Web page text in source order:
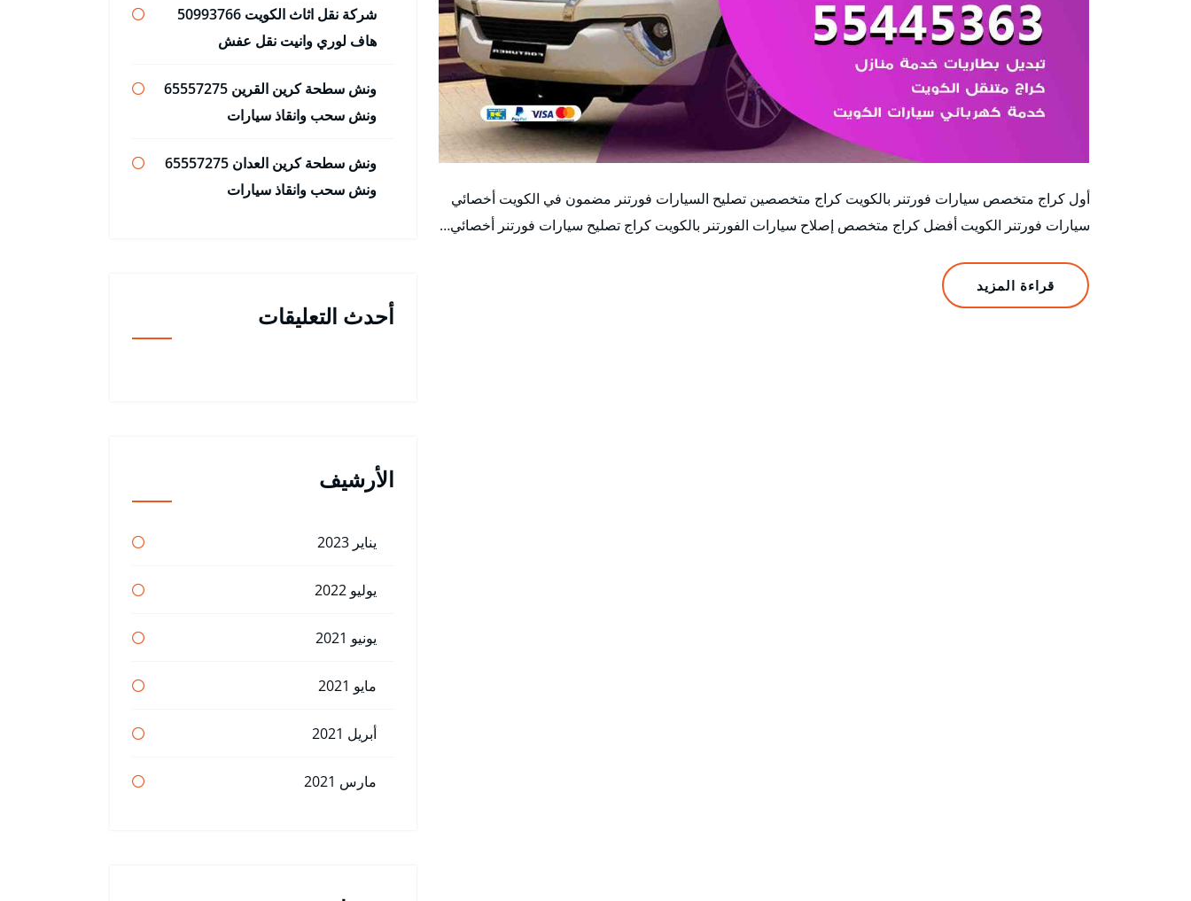
أول كراج متخصص سيارات فورتنر بالكويت كراج متخصصين تصليح السيارات فورتنر مضمون في الكويت أخصائي
سيارات فورتنر الكويت أفضل كراج متخصص إصلاح سيارات الفورتنر بالكويت كراج تصليح سيارات فورتنر أخصائي…
قراءة المزيد
شركة نقل اثاث الكويت 50993766
هاف لوري وانيت نقل عفش
ونش سطحة كرين القرين 65557275
ونش سحب وانقاذ سيارات
ونش سطحة كرين العدان 65557275
ونش سحب وانقاذ سيارات
أحدث التعليقات
الأرشيف
يناير 2023
يوليو 2022
يونيو 2021
مايو 2021
أبريل 2021
مارس 2021